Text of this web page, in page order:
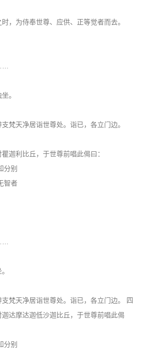
，为侍奉世尊、应供、正等觉者而去。
。
梵天净居诣世尊处。诣已，各立门边。
迦利比丘，于世尊前唱此偈曰：
别
者
梵天净居诣世尊处。诣已，各立门边。 四
达摩达迦低沙迦比丘，于世尊前唱此偈
别